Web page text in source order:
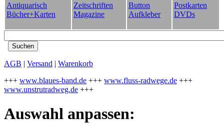
Antiquarisch
Bücher+Karten
Zeitschriften
Magazine
Button
Aufkleber
Postkarten
DVDs
AGB | Versand | Warenkorb
+++ www.blaues-band.de +++ www.fluss-radwege.de +++
www.unstrutradweg.de +++
Auswahl anpassen: